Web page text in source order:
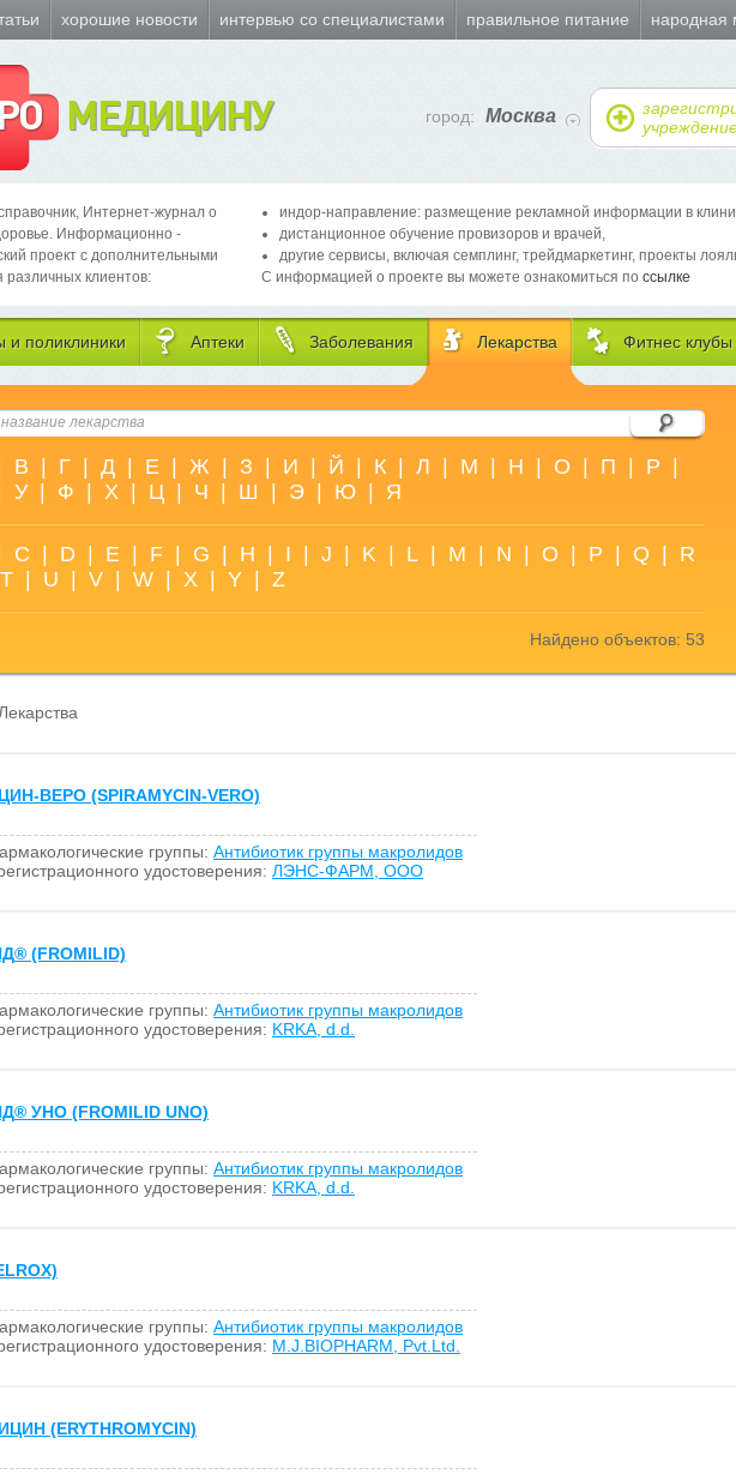
хорошие новости интервью со специалистами правильное питание народная
МЕДИЦИНУ город: Москва
Интернет-журнал о
Информационно -
проект с дополнительными
различных клиентов:
индор-направление: размещение рекламной информации в
дистанционное обучение провизоров и врачей,
другие сервисы, включая семплинг, трейдмаркетинг, проекты
С информацией о проекте вы можете ознакомиться по ссылке
и поликлиники Аптеки Заболевания Лекарства Фитнес клубы
В Г Д Е Ж З И Й К Л М Н О П Р
У Ф Х Ц Ч Ш Э Ю Я
C D E F G H I J K L M N O P Q
R
T U V W X Y Z
Найдено объектов: 53
ВЕРО (SPIRAMYCIN-VERO)
группы: Антибиотик группы макролидов
удостоверения: ЛЭНС-ФАРМ, ООО
® (FROMILID)
группы: Антибиотик группы макролидов
удостоверения: KRKA, d.d.
® УНО (FROMILID UNO)
группы: Антибиотик группы макролидов
удостоверения: KRKA, d.d.
группы: Антибиотик группы макролидов
удостоверения: M.J.BIOPHARM, Pvt.Ltd.
(ERYTHROMYCIN)